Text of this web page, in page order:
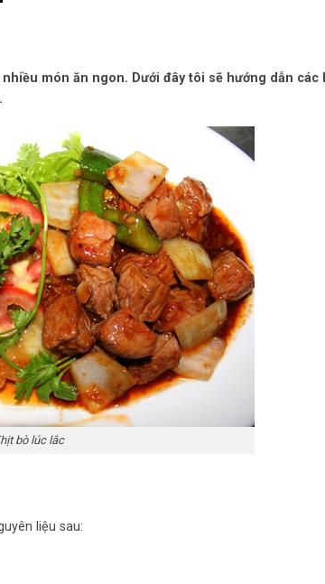
món ăn ngon. Dưới đây tôi sẽ hướng dẫn các
bò lúc lắc
liệu sau: